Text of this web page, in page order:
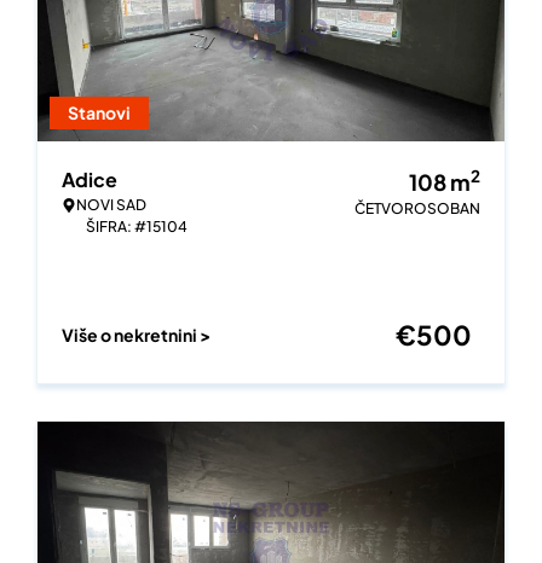
Stanovi
Adice
NOVI SAD
ŠIFRA: #15104
108m2
ČETVOROSOBAN
Više o nekretnini > €500